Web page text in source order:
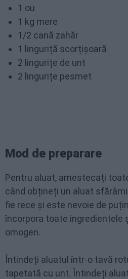
1 ou
1 kg mere
1/2 cană zahăr
1 linguriță scorțișoară
2 lingurițe de unt
2 lingurițe pesmet
Mod de preparare
Pentru aluat, amestecați
când obțineți un aluat
fie rece și este nevoie de
încorpora toate ingredientele
omogen.
Întindeți aluatul într-o tavă
tapetată cu unt. Întindeți